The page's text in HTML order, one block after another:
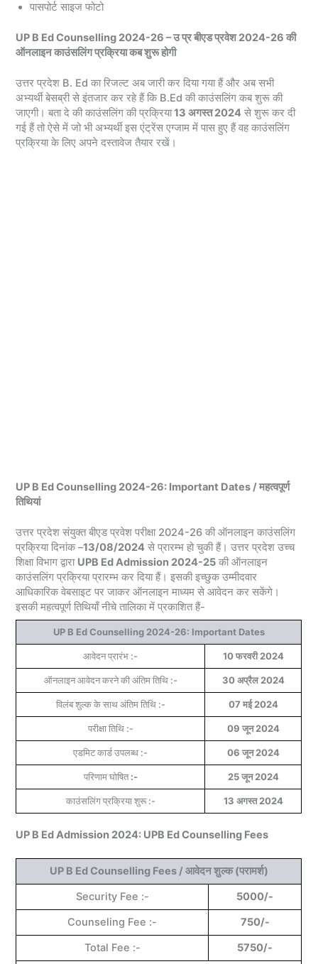
पासपोर्ट साइज फोटो
UP B Ed Counselling 2024-26 – उ प्र बीएड प्रवेश 2024-26 की
ऑनलाइन काउंसलिंग प्रक्रिया कब शुरू होगी
उत्तर प्रदेश B. Ed का रिजल्ट अब जारी कर दिया गया हैं और अब सभी
अभ्यर्थी बेसब्री से इंतजार कर रहे हैं कि B.Ed की काउंसलिंग कब शुरू की
जाएगी। बता दे की काउंसलिंग की प्रक्रिया13 अगस्त 2024 से शुरू कर दी
गई हैं तो ऐसे में जो भी अभ्यर्थी इस एंट्रेंस एग्जाम में पास हुए हैं वह काउंसलिंग
प्रक्रिया के लिए अपने दस्तावेज तैयार रखें।
UP B Ed Counselling 2024-26: Important Dates / महत्वपूर्ण
तिथियां
उत्तर प्रदेश संयुक्त बीएड प्रवेश परीक्षा 2024-26 की ऑनलाइन काउंसलिंग
प्रक्रिया दिनांक –13/08/2024 से प्रारम्भ हो चुकी हैं। उत्तर प्रदेश उच्‍च
शिक्षा विभाग द्वारा UPB Ed Admission 2024-25 की ऑनलाइन
काउंसलिंग प्रक्रिया प्रारम्भ कर दिया हैं। इसकी इच्छुक उम्मीदवार
आधिकारिक वेबसाइट पर जाकर ऑनलाइन माध्यम से आवेदन कर सकेंगे।
इसकी महत्वपूर्ण तिथियाँ नीचे तालिका में प्रकाशित हैं-
UP B Ed Counselling 2024-26: Important Dates
आवेदन प्रारंभ :- 10 फरवरी 2024
ऑनलाइन आवेदन करने की अंतिम तिथि :- 30 अप्रैल 2024
विलंब शुल्क के साथ अंतिम तिथि :- 07 मई 2024
परीक्षा तिथि :- 09 जून 2024
एडमिट कार्ड उपलब्ध :- 06 जून 2024
परिणाम घोषित:- 25 जून 2024
काउंसलिंग प्रक्रिया शुरू :- 13 अगस्त 2024
UP B Ed Admission 2024: UPB Ed Counselling Fees
UP B Ed Counselling Fees / आवेदन शुल्क (परामर्श)
Security Fee :-
5000/-
Counseling Fee :-
750/-
Total Fee :-
5750/-